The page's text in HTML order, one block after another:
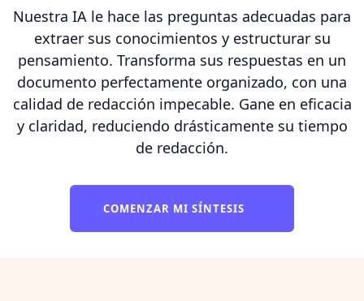
Nuestra IA le hace las preguntas adecuadas para
extraer sus conocimientos y estructurar su
pensamiento. Transforma sus respuestas en un
documento perfectamente organizado, con una
calidad de redacción impecable. Gane en eficacia
y claridad, reduciendo drásticamente su tiempo
de redacción.
COMENZAR MI SÍNTESIS